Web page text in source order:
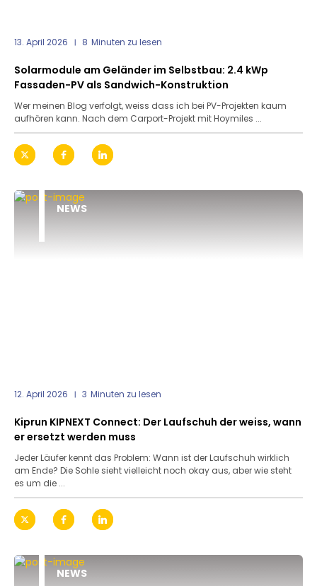
13. April 2026 8 Minuten zu lesen
Solarmodule am Geländer im Selbstbau: 2.4 kWp
Fassaden-PV als Sandwich-Konstruktion
Wer meinen Blog verfolgt, weiss dass ich bei PV-Projekten kaum
aufhören kann. Nach dem Carport-Projekt mit Hoymiles ...
NEWS
12. April 2026 3 Minuten zu lesen
Kiprun KIPNEXT Connect: Der Laufschuh der weiss, wann
er ersetzt werden muss
Jeder Läufer kennt das Problem: Wann ist der Laufschuh wirklich
am Ende? Die Sohle sieht vielleicht noch okay aus, aber wie steht
es um die ...
NEWS